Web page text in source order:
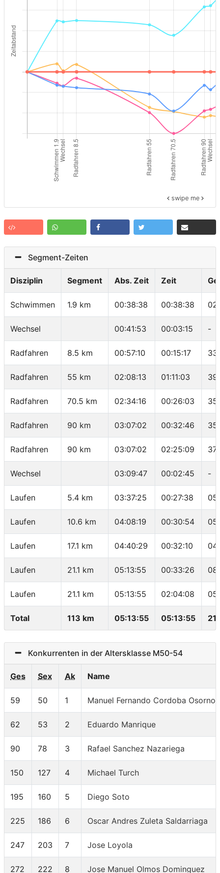
swipe me
Segment-Zeiten
Disziplin Segment Abs. Zeit Zeit
Schwimmen 1.9 km 00:38:38 00:38:38
Wechsel 00:41:53 00:03:15 -
Radfahren 8.5 km 00:57:10 00:15:17
Radfahren 55 km 02:08:13 01:11:03
Radfahren 70.5 km 02:34:16 00:26:03
Radfahren 90 km 03:07:02 00:32:46
Radfahren 90 km 03:07:02 02:25:09
Wechsel 03:09:47 00:02:45 -
Laufen 5.4 km 03:37:25 00:27:38
Laufen 10.6 km 04:08:19 00:30:54
Laufen 17.1 km 04:40:29 00:32:10
Laufen 21.1 km 05:13:55 00:33:26
Laufen 21.1 km 05:13:55 02:04:08
Total 113 km 05:13:55 05:13:55
Konkurrenten in der Altersklasse M50-54
Ges Sex Ak Name
59 50 1 Manuel Fernando Cordoba Osorno
62 53 2 Eduardo Manrique
90 78 3 Rafael Sanchez Nazariega
150 127 4 Michael Turch
195 160 5 Diego Soto
225 186 6 Oscar Andres Zuleta Saldarriaga
247 203 7 Jose Loyola
272 222 8 Jose Manuel Olmos Dominguez